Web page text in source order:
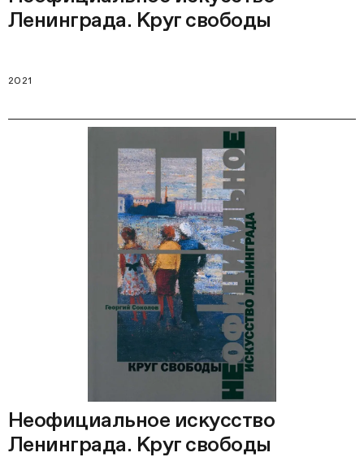
Ленинграда. Круг свободы
2021
Неофициальное искусство
Ленинграда. Круг свободы